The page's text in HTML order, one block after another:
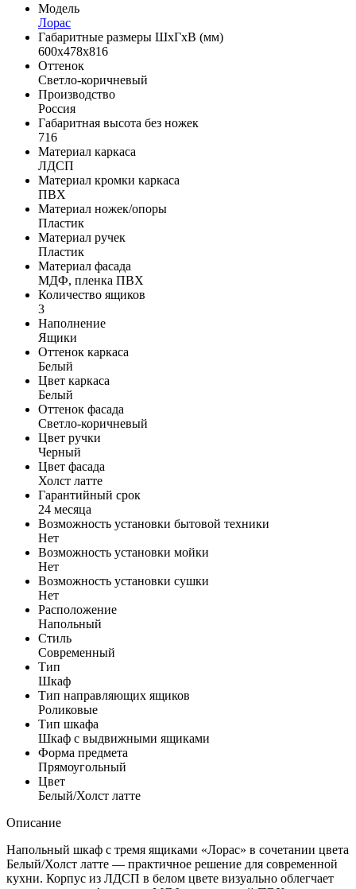
Модель
Лорас
Габаритные размеры ШхГхВ (мм)
600х478х816
Оттенок
Светло-коричневый
Производство
Россия
Габаритная высота без ножек
716
Материал каркаса
ЛДСП
Материал кромки каркаса
ПВХ
Материал ножек/опоры
Пластик
Материал ручек
Пластик
Материал фасада
МДФ, пленка ПВХ
Количество ящиков
3
Наполнение
Ящики
Оттенок каркаса
Белый
Цвет каркаса
Белый
Оттенок фасада
Светло-коричневый
Цвет ручки
Черный
Цвет фасада
Холст латте
Гарантийный срок
24 месяца
Возможность установки бытовой техники
Нет
Возможность установки мойки
Нет
Возможность установки сушки
Нет
Расположение
Напольный
Стиль
Современный
Тип
Шкаф
Тип направляющих ящиков
Роликовые
Тип шкафа
Шкаф с выдвижными ящиками
Форма предмета
Прямоугольный
Цвет
Белый/Холст латте
Описание
Напольный шкаф с тремя ящиками «Лорас» в сочетании цвета
Белый/Холст латте — практичное решение для современной
кухни. Корпус из ЛДСП в белом цвете визуально облегчает